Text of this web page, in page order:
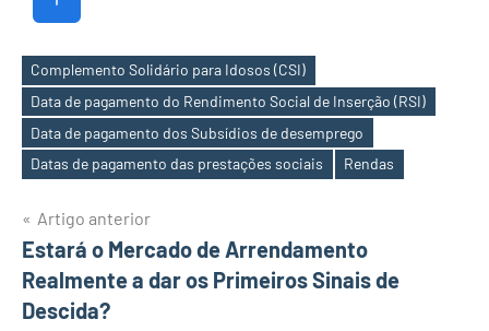
Etiquetas
Complemento Solidário para Idosos (CSI)
Data de pagamento do Rendimento Social de Inserção (RSI)
Data de pagamento dos Subsídios de desemprego
Datas de pagamento das prestações sociais
Rendas
Navegação
de
artigos
Artigo anterior
Estará o Mercado de Arrendamento
Realmente a dar os Primeiros Sinais de
Descida?